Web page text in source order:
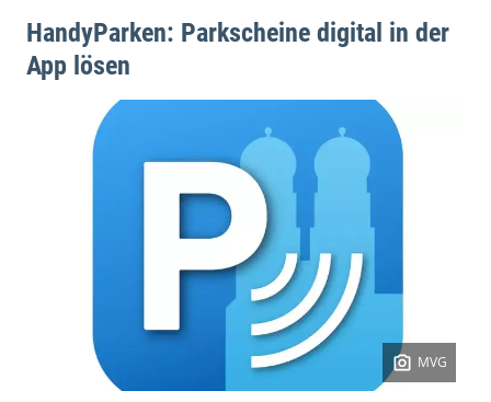
HandyParken: Parkscheine digital in der
App lösen
MVG